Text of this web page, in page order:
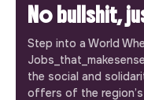
No bullshit,
Step into a World
the social and
offers of the